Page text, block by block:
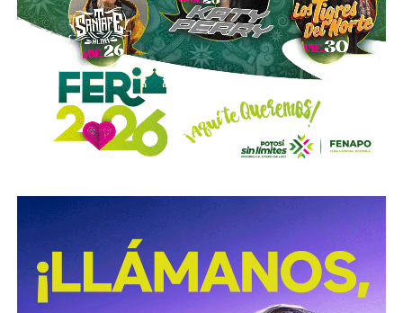
con la población”, concluyó.
La declaración del alcalde se da luego de quela SSPC
municipal informara el inicio de una investigación
para esclarecer los hechos captados en un video
difundido en redes sociales, en el que presuntamente
aparecen elementos de la corporación, caso que también
También lee:
Agencias de viaje de SLP ya reciben
reservas para la Fenapo